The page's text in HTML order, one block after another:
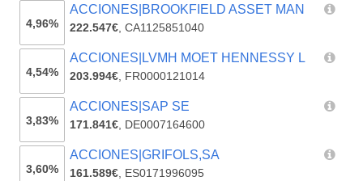
4,96%
ACCIONES|BROOKFIELD ASSET MAN
222.547€,CA1125851040
4,54%
ACCIONES|LVMH MOET HENNESSY L
203.994€, FR0000121014
3,83%
ACCIONES|SAP SE
171.841€, DE0007164600
3,60%
ACCIONES|GRIFOLS,SA
161.589€, ES0171996095